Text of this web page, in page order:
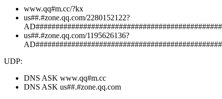
www.qq#m.cc/?kx
us##.#zone.qq.com/2280152122?
us##.#zone.qq.com/1195626136?
UDP:
DNS ASK www.qq#m.cc
DNS ASK us##.#zone.qq.com